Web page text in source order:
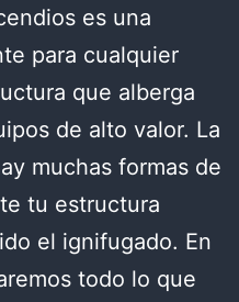
es una
para cualquier
que alberga
de alto valor. La
muchas formas de
tu estructura
el ignifugado. En
todo lo que